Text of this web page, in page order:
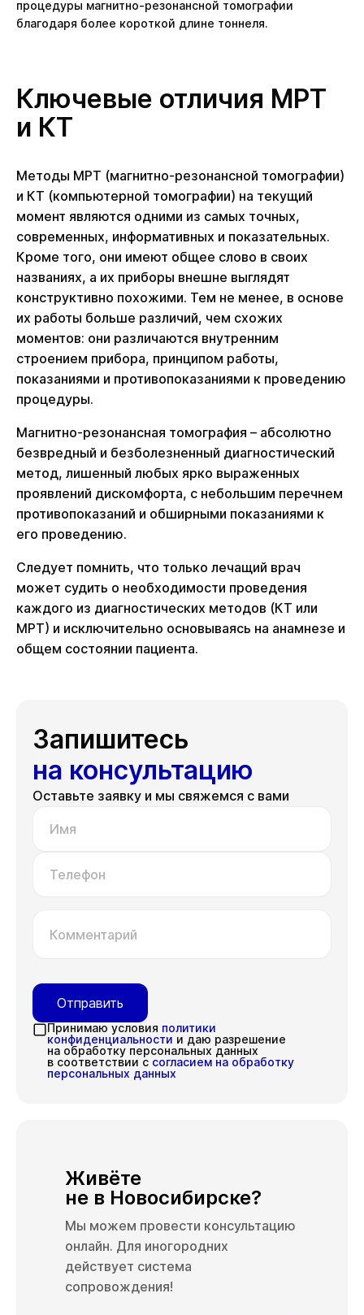
процедуры магнитно-резонансной томографии
благодаря более короткой длине тоннеля.
Ключевые отличия МРТ
и КТ
Методы МРТ (магнитно-резонансной томографии)
и КТ (компьютерной томографии) на текущий
момент являются одними из самых точных,
современных, информативных и показательных.
Кроме того, они имеют общее слово в своих
названиях, а их приборы внешне выглядят
конструктивно похожими. Тем не менее, в основе
их работы больше различий, чем схожих
моментов: они различаются внутренним
строением прибора, принципом работы,
показаниями и противопоказаниями к проведению
процедуры.
Магнитно-резонансная томография – абсолютно
безвредный и безболезненный диагностический
метод, лишенный любых ярко выраженных
проявлений дискомфорта, с небольшим перечнем
противопоказаний и обширными показаниями к
его проведению.
Следует помнить, что только лечащий врач
может судить о необходимости проведения
каждого из диагностических методов (КТ или
МРТ) и исключительно основываясь на анамнезе и
общем состоянии пациента.
Запишитесь
на консультацию
Оставьте заявку и мы свяжемся с вами
Имя
Телефон
Комментарий
Принимаю условия политики
конфиденциальности и даю разрешение
на обработку персональных данных
в соответствии с согласием на обработку
персональных данных
Отправить
Живёте
не в Новосибирске?
Мы можем провести консультацию
онлайн. Для иногородних
действует система
сопровождения!